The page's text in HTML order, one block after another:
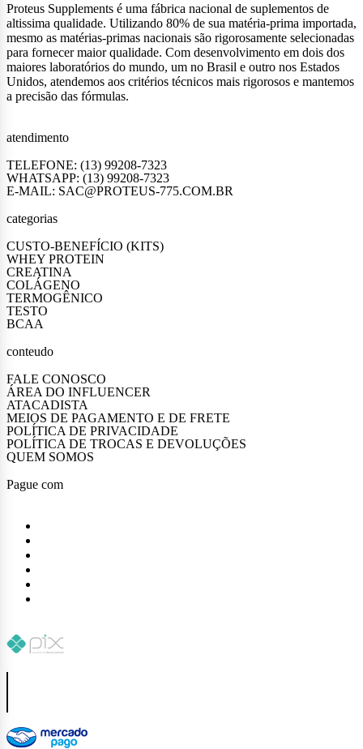
Proteus Supplements é uma fábrica nacional de suplementos de
altissima qualidade. Utilizando 80% de sua matéria-prima importada,
mesmo as matérias-primas nacionais são rigorosamente selecionadas
para fornecer maior qualidade. Com desenvolvimento em dois dos
maiores laboratórios do mundo, um no Brasil e outro nos Estados
Unidos, atendemos aos critérios técnicos mais rigorosos e mantemos
a precisão das fórmulas.
atendimento
TELEFONE: (13) 99208-7323
WHATSAPP: (13) 99208-7323
E-MAIL: SAC@PROTEUS-775.COM.BR
categorias
CUSTO-BENEFÍCIO (KITS)
WHEY PROTEIN
CREATINA
COLÁGENO
TERMOGÊNICO
TESTO
BCAA
conteudo
FALE CONOSCO
ÁREA DO INFLUENCER
ATACADISTA
MEIOS DE PAGAMENTO E DE FRETE
POLÍTICA DE PRIVACIDADE
POLÍTICA DE TROCAS E DEVOLUÇÕES
QUEM SOMOS
Pague com